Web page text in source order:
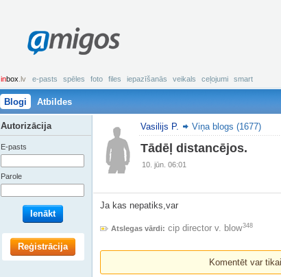
amigos
inbox .lv e-pasts spēles foto files iepazīšanās veikals ceļojumi smart
Blogi Atbildes
Vasilijs P. Viņa blogs (1677)
Tādēļ distancējos.
10. jūn. 06:01
Ja kas nepatiks,var
Atslegas vārdi: cip director v. blow348
Komentēt var
Autorizācija
E-pasts
Parole
Ienākt
Reģistrācija